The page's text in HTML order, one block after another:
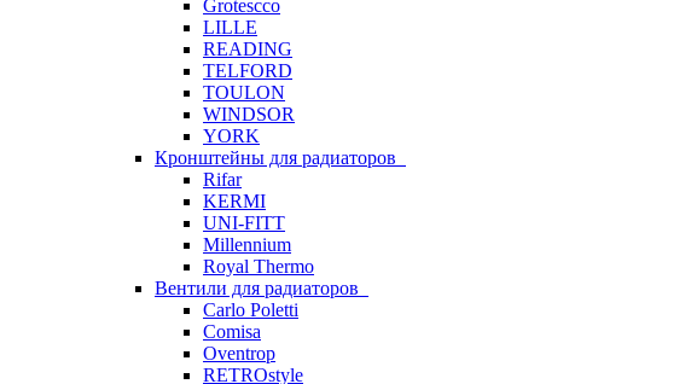
Grotescco
LILLE
READING
TELFORD
TOULON
WINDSOR
YORK
Кронштейны для радиаторов
Rifar
KERMI
UNI-FITT
Millennium
Royal Thermo
Вентили для радиаторов
Carlo Poletti
Comisa
Oventrop
RETROstyle